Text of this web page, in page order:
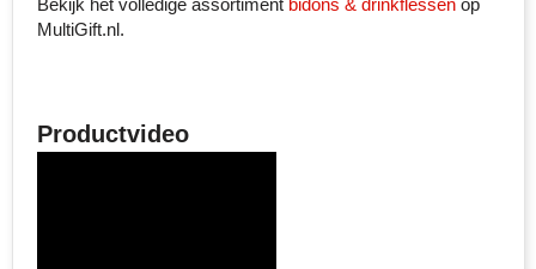
Bekijk het volledige assortiment bidons & drinkflessenop
MultiGift.nl.
Productvideo